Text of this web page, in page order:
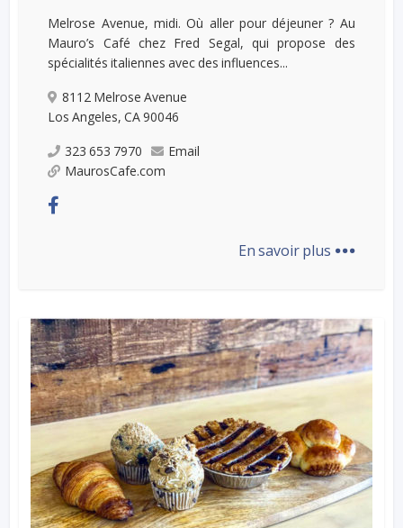
Melrose Avenue, midi. Où aller pour déjeuner ? Au
Mauro’s Café chez Fred Segal, qui propose des
spécialités italiennes avec des influences...
8112 Melrose Avenue
Los Angeles, CA 90046
323 653 7970
Email
MaurosCafe.com
En savoir plus ...